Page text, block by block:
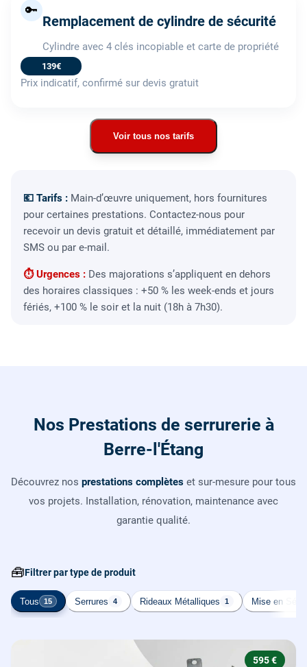
🔑
Remplacement de cylindre de sécurité
Cylindre avec 4 clés incopiable et carte de propriété
139€
Prix indicatif, confirmé sur devis gratuit
Voir tous nos tarifs
💶 Tarifs : Main-d’œuvre uniquement, hors fournitures
pour certaines prestations. Contactez-nous pour
recevoir un devis gratuit et détaillé, immédiatement par
SMS ou par e-mail.
⏱ Urgences : Des majorations s’appliquent en dehors
des horaires classiques : +50 % les week-ends et jours
fériés, +100 % le soir et la nuit (18h à 7h30).
Nos Prestations de serrurerie à
Berre-l'Étang
Découvrez nos prestations complètes et sur-mesure pour tous
vos projets. Installation, rénovation, maintenance avec
garantie qualité.
🧰Filtrer par type de produit
Tous 15 Serrures 4 Rideaux Métalliques 1 Mise en
595 €